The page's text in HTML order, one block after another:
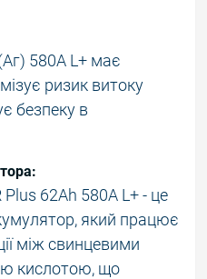
580A L+ має
ризик витоку
безпеку в
62Ah 580A L+ - це
який працює
між свинцевими
кислотою, що